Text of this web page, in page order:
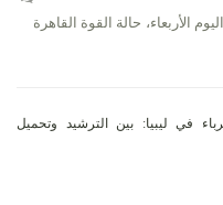
الأربعاء، حالة القوة القاهرة
في ليبيا: بين الترشيد وتحميل